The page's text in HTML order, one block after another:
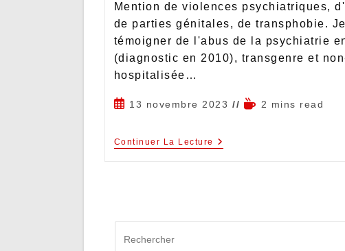
Mention de violences psychiatriques,
de parties génitales, de transphobie.
témoigner de l'abus de la psychiatrie
(diagnostic en 2010), transgenre et
hospitalisée…
13 novembre 2023 2 mins read
Continuer La Lecture